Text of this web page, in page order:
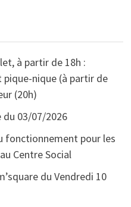
à partir de 18h :
nique (à partir de
(20h)
du 03/07/2026
fonctionnement pour les
Centre Social
du Vendredi 10